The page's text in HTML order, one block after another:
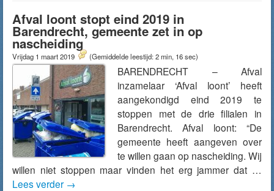
Afval loont stopt eind 2019 in
Barendrecht, gemeente zet in op
nascheiding
Vrijdag 1 maart 2019 (Gemiddelde leestijd: 2 min, 16 sec)
BARENDRECHT – Afval
inzamelaar ‘Afval loont’ heeft
aangekondigd eind 2019 te
stoppen met de drie filialen in
Barendrecht. Afval loont: “De
gemeente heeft aangeven over
te willen gaan op nascheiding. Wij
willen niet stoppen maar vinden het erg jammer dat …
Lees verder →